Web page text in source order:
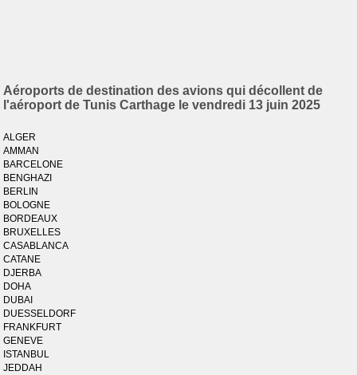
Aéroports de destination des avions qui décollent de
l'aéroport de Tunis Carthage le vendredi 13 juin 2025
ALGER
AMMAN
BARCELONE
BENGHAZI
BERLIN
BOLOGNE
BORDEAUX
BRUXELLES
CASABLANCA
CATANE
DJERBA
DOHA
DUBAI
DUESSELDORF
FRANKFURT
GENEVE
ISTANBUL
JEDDAH